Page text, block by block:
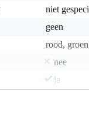
niet
geen
rood,
nee
ja
losse